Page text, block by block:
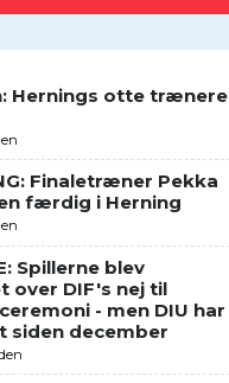
Hernings otte trænere
Finaletræner Pekka
færdig i Herning
Spillerne blev
over DIF's nej til
- men DIU har
siden december